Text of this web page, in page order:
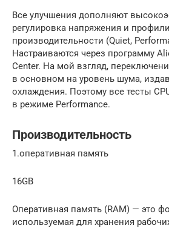
Все улучшения дополняют
регулировка напряжения и профили
производительности (Quiet,
Настраиваются через программу
Center. На мой взгляд,
в основном на уровень шума,
охлаждения. Поэтому все тесты
в режиме Performance.
Производительность
1.оперативная память
16GB
Оперативная память (RAM) — это
используемая для хранения